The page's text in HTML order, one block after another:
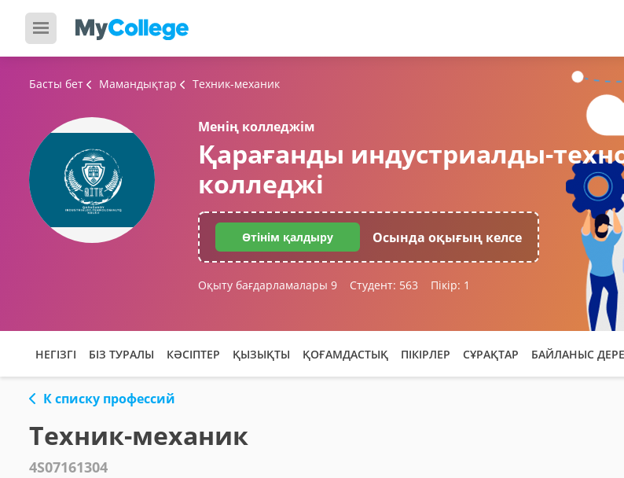
Басты бет Мамандықтар Техник-механик
Менің колледжім
Қарағанды индустриалды-
колледжі
Өтінім қалдыру Осында оқығың келсе
Оқыту бағдарламалары 9 Студент: 563 Пікір: 1
НЕГІЗГІ БІЗ ТУРАЛЫ КӘСІПТЕР ҚЫЗЫҚТЫ ҚОҒАМДАСТЫҚ ПІКІРЛЕР СҰРАҚТАР БАЙЛАНЫС
К списку профессий
Техник-механик
4S07161304